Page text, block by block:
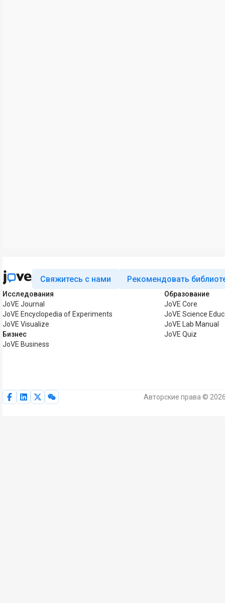
Свяжитесь с нами Рекомендовать
Исследования
JoVE Journal
JoVE Encyclopedia of Experiments
JoVE Visualize
Бизнес
JoVE Business
Образование
JoVE Core
JoVE Science
JoVE Lab Manual
JoVE Quiz
Авторские права ©